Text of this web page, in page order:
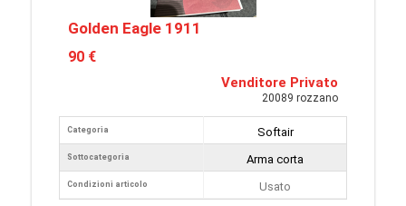
Golden Eagle 1911
90 €
Venditore Privato
20089 rozzano
Categoria
Sottocategoria
Condizioni articolo
Softair
Arma corta
Usato